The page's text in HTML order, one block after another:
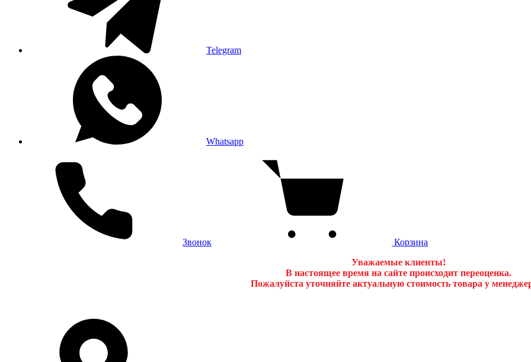
Telegram
Whatsapp
Звонок
Корзина
Уважаемые клиенты!
В настоящее время на сайте происходит переоценка.
Пожалуйста уточняйте актуальную стоимость товара у